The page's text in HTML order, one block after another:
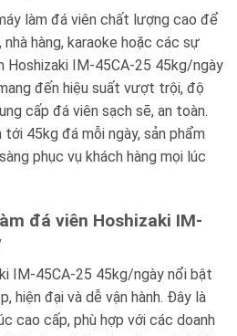
làm đá viên chất lượng cao để
hàng, karaoke hoặc các sự
Hoshizaki IM-45CA-25 45kg/ngày
đến hiệu suất vượt trội, độ
cấp đá viên sạch sẽ, an toàn.
45kg đá mỗi ngày, sản phẩm
phục vụ khách hàng mọi lúc
đá viên Hoshizaki IM-
IM-45CA-25 45kg/ngày nổi bật
hiện đại và dễ vận hành. Đây là
cao cấp, phù hợp với các doanh